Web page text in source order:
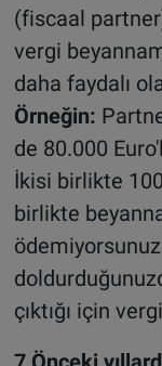
(fiscaal
vergi
daha faydalı
Örneğin:
de 80.000
İkisi birlikte
birlikte
çıktığı için